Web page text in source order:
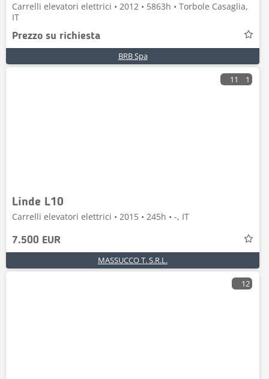
Carrelli elevatori elettrici • 2012 • 5863h • Torbole Casaglia,
IT
Prezzo su richiesta
BRB Spa
11 1
Linde L10
Carrelli elevatori elettrici • 2015 • 245h • -, IT
7.500 EUR
MASSUCCO T. S.R.L.
12